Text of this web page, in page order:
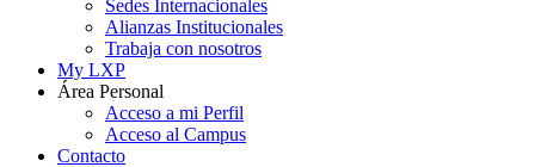
Sedes Internacionales
Alianzas Institucionales
Trabaja con nosotros
My LXP
Área Personal
Acceso a mi Perfil
Acceso al Campus
Contacto